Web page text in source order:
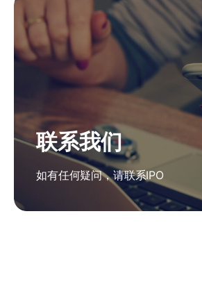
联系我们
如有任何疑问，请联系IPO